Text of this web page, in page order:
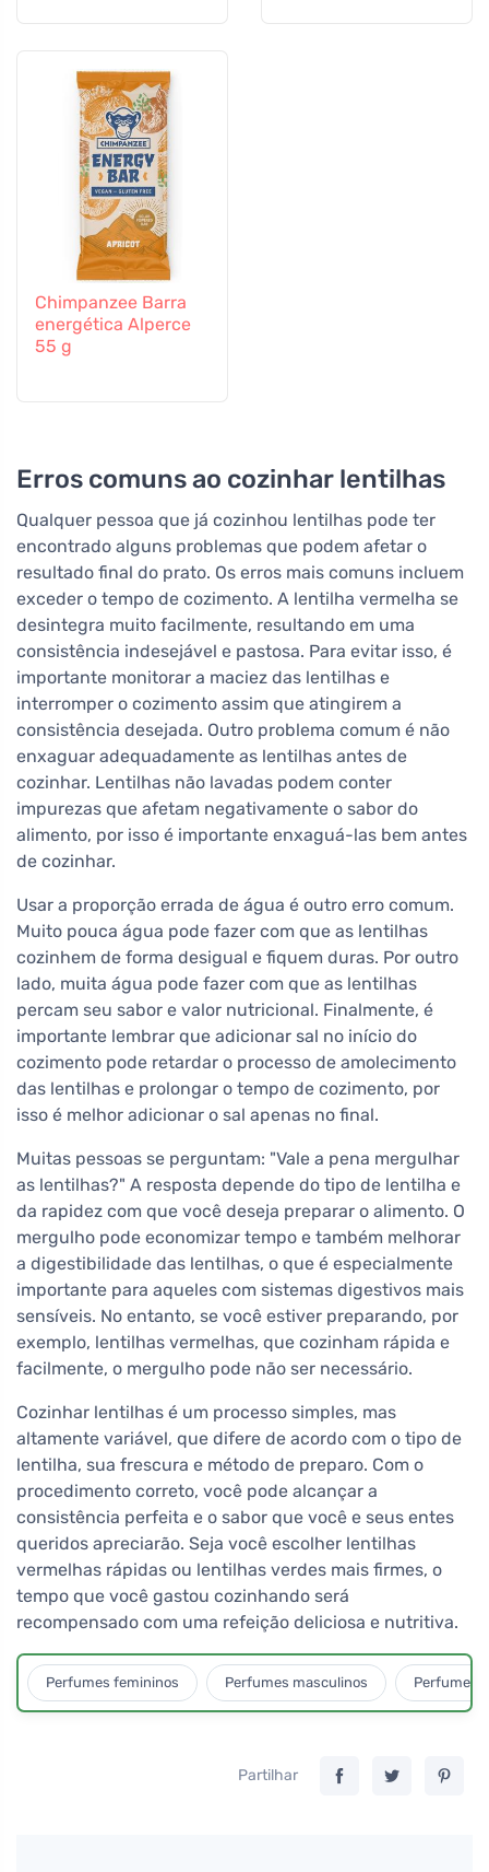
Chimpanzee Barra
energética Alperce
55 g
Erros comuns ao cozinhar lentilhas
Qualquer pessoa que já cozinhou lentilhas pode ter
encontrado alguns problemas que podem afetar o
resultado final do prato. Os erros mais comuns incluem
exceder o tempo de cozimento. A lentilha vermelha se
desintegra muito facilmente, resultando em uma
consistência indesejável e pastosa. Para evitar isso, é
importante monitorar a maciez das lentilhas e
interromper o cozimento assim que atingirem a
consistência desejada. Outro problema comum é não
enxaguar adequadamente as lentilhas antes de
cozinhar. Lentilhas não lavadas podem conter
impurezas que afetam negativamente o sabor do
alimento, por isso é importante enxaguá-las bem antes
de cozinhar.
Usar a proporção errada de água é outro erro comum.
Muito pouca água pode fazer com que as lentilhas
cozinhem de forma desigual e fiquem duras. Por outro
lado, muita água pode fazer com que as lentilhas
percam seu sabor e valor nutricional. Finalmente, é
importante lembrar que adicionar sal no início do
cozimento pode retardar o processo de amolecimento
das lentilhas e prolongar o tempo de cozimento, por
isso é melhor adicionar o sal apenas no final.
Muitas pessoas se perguntam: "Vale a pena mergulhar
as lentilhas?" A resposta depende do tipo de lentilha e
da rapidez com que você deseja preparar o alimento. O
mergulho pode economizar tempo e também melhorar
a digestibilidade das lentilhas, o que é especialmente
importante para aqueles com sistemas digestivos mais
sensíveis. No entanto, se você estiver preparando, por
exemplo, lentilhas vermelhas, que cozinham rápida e
facilmente, o mergulho pode não ser necessário.
Cozinhar lentilhas é um processo simples, mas
altamente variável, que difere de acordo com o tipo de
lentilha, sua frescura e método de preparo. Com o
procedimento correto, você pode alcançar a
consistência perfeita e o sabor que você e seus entes
queridos apreciarão. Seja você escolher lentilhas
vermelhas rápidas ou lentilhas verdes mais firmes, o
tempo que você gastou cozinhando será
recompensado com uma refeição deliciosa e nutritiva.
Perfumes femininos Perfumes masculinos Perfumes
Partilhar